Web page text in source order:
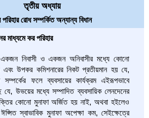
তৃতীয় অধ্যায়
রোধ সম্পর্কিত অন্যান্য বিধান
মাধ্যমে কর পরিহার
নিবাসী ও একজন অনিবাসীর মধ্যে কোনো
এবং উপকর কমিশনারের নিকট প্রতীয়মান হয় যে,
সম্পর্কের ফলে ব্যবসায়ের কার্যক্রম এইরূপভাবে
যে, উভয়ের মধ্যে সম্পাদিত ব্যবসায়িক লেনদেনের
কোনো মুনাফা অর্জিত হয় নাই, অথবা হইলেও
স্বাভাবিক মুনাফা অপেক্ষা কম, সেইক্ষেত্রে